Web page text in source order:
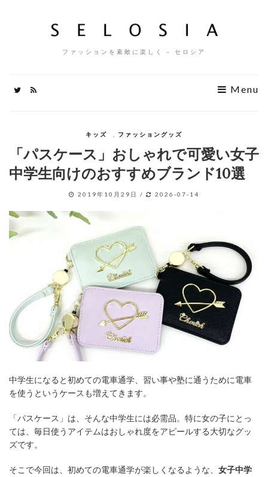
ファッションを素敵に楽しく – セロシア
Menu
キッズ ファッショングッズ
「パスケース」おしゃれで可愛い女子
中学生向けのおすすめブランド10選
2019年10月29日 / 2026-07-14
中学生になると初めての電車通学、習い事や塾に通うために電車
を使うというケースも増えてきます。
「パスケース」は、そんな中学生には必需品。特に女の子にとっ
ては、毎日使うアイテムはおしゃれ度をアピールする大切なグッ
ズです。
そこで今回は、初めての電車通学が楽しくなるような、 女子中学